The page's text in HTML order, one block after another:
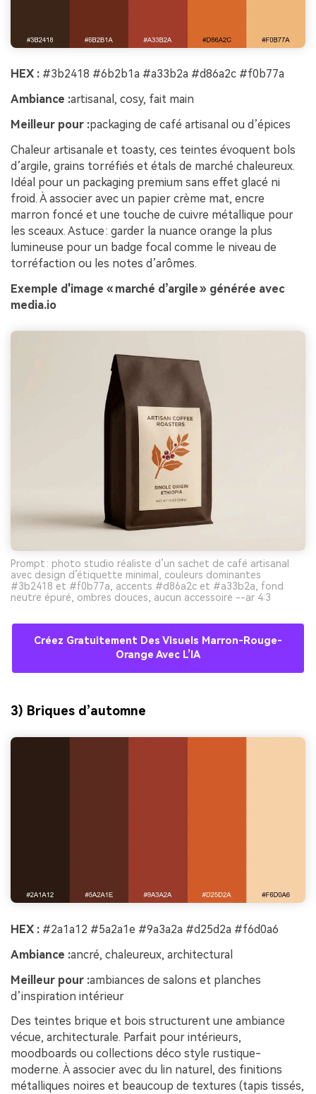
HEX : #3b2418 #6b2b1a #a33b2a #d86a2c #f0b77a
Ambiance :artisanal, cosy, fait main
Meilleur pour :packaging de café artisanal ou d’épices
Chaleur artisanale et toasty, ces teintes évoquent bols
d’argile, grains torréfiés et étals de marché chaleureux.
Idéal pour un packaging premium sans effet glacé ni
froid. À associer avec un papier crème mat, encre
marron foncé et une touche de cuivre métallique pour
les sceaux. Astuce : garder la nuance orange la plus
lumineuse pour un badge focal comme le niveau de
torréfaction ou les notes d’arômes.
Exemple d'image « marché d’argile » générée avec
media.io
Prompt : photo studio réaliste d’un sachet de café artisanal
avec design d’étiquette minimal, couleurs dominantes
#3b2418 et #f0b77a, accents #d86a2c et #a33b2a, fond
neutre épuré, ombres douces, aucun accessoire --ar 4:3
Créez Gratuitement Des Visuels Marron-Rouge-
Orange Avec L’IA
3) Briques d’automne
HEX : #2a1a12 #5a2a1e #9a3a2a #d25d2a #f6d0a6
Ambiance :ancré, chaleureux, architectural
Meilleur pour :ambiances de salons et planches
d’inspiration intérieur
Des teintes brique et bois structurent une ambiance
vécue, architecturale. Parfait pour intérieurs,
moodboards ou collections déco style rustique-
moderne. À associer avec du lin naturel, des finitions
métalliques noires et beaucoup de textures (tapis tissés,